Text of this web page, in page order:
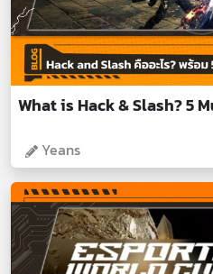
What is Hack & Slash? 5
Yeans